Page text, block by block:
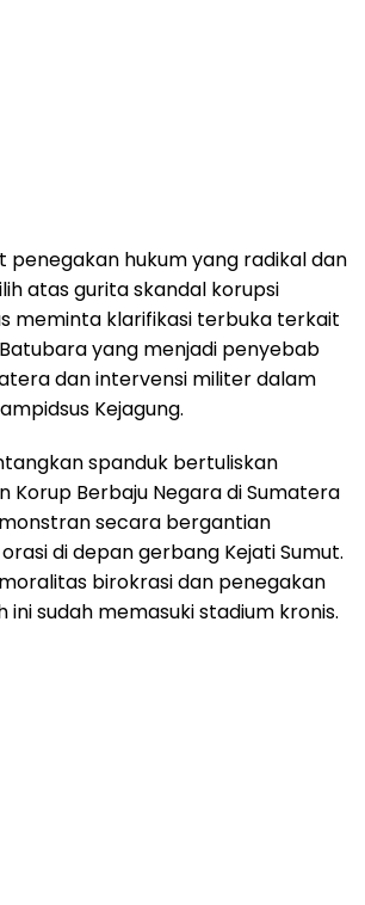
penegakan hukum yang radikal dan
atas gurita skandal korupsi
meminta klarifikasi terbuka terkait
yang menjadi penyebab
dan intervensi militer dalam
Kejagung.
spanduk bertuliskan
Korup Berbaju Negara di Sumatera
secara bergantian
di depan gerbang Kejati Sumut.
birokrasi dan penegakan
ini sudah memasuki stadium kronis.